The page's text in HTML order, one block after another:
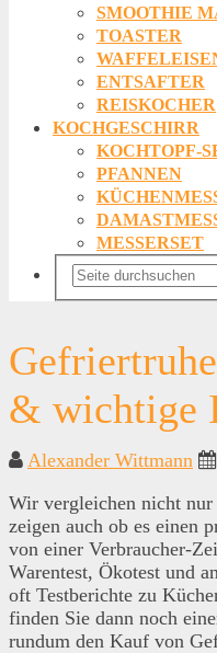
SMOOTHIE
TOASTER
ENTSAFTER
REISKOCHER
KOCHGESCHIRR
KOCHTOPF-
PFANNEN
MESSERSET
& wichtige
Alexander Wittmann
Wir vergleichen nicht
zeigen auch ob es einen
von einer Verbraucher-
Warentest, Ökotest und
oft Testberichte zu
finden Sie dann noch
rundum den Kauf von